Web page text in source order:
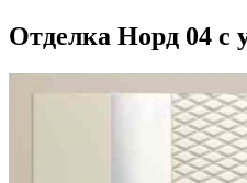
Отделка Норд 04 с